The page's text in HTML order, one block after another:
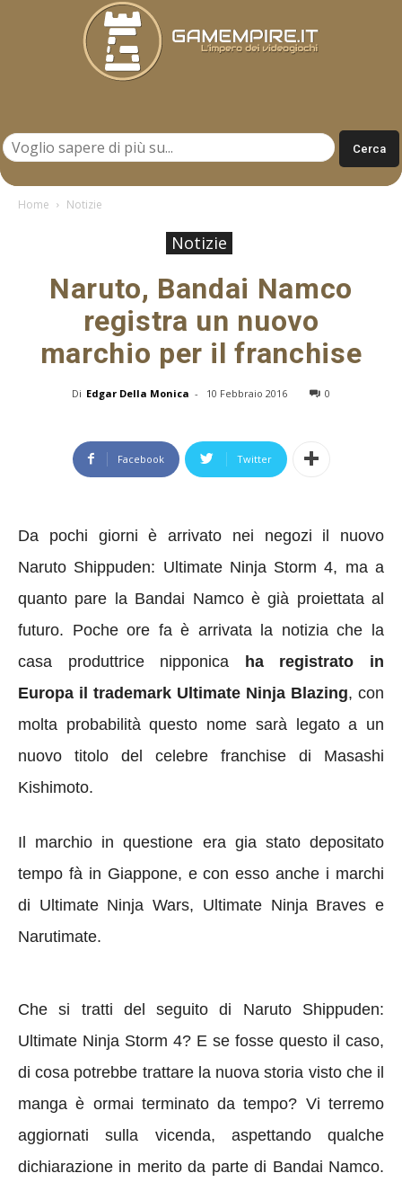
Home Notizie
Notizie
Naruto, Bandai Namco
registra un nuovo
marchio per il franchise
Di Edgar Della Monica - 10 Febbraio 2016 0
Facebook Twitter
Da pochi giorni è arrivato nei negozi il nuovo
Naruto Shippuden: Ultimate Ninja Storm 4, ma a
quanto pare la Bandai Namco è già proiettata al
futuro. Poche ore fa è arrivata la notizia che la
casa produttrice nipponica ha registrato in
Europa il trademark Ultimate Ninja Blazing, con
molta probabilità questo nome sarà legato a un
nuovo titolo del celebre franchise di Masashi
Kishimoto.
Il marchio in questione era gia stato depositato
tempo fà in Giappone, e con esso anche i marchi
di Ultimate Ninja Wars, Ultimate Ninja Braves e
Narutimate.
Che si tratti del seguito di Naruto Shippuden:
Ultimate Ninja Storm 4? E se fosse questo il caso,
di cosa potrebbe trattare la nuova storia visto che il
manga è ormai terminato da tempo? Vi terremo
aggiornati sulla vicenda, aspettando qualche
dichiarazione in merito da parte di Bandai Namco.